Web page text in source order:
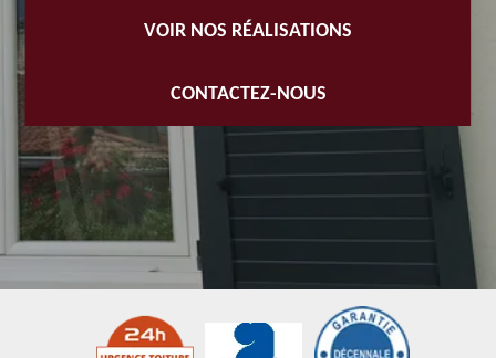
VOIR NOS RÉALISATIONS
CONTACTEZ-NOUS